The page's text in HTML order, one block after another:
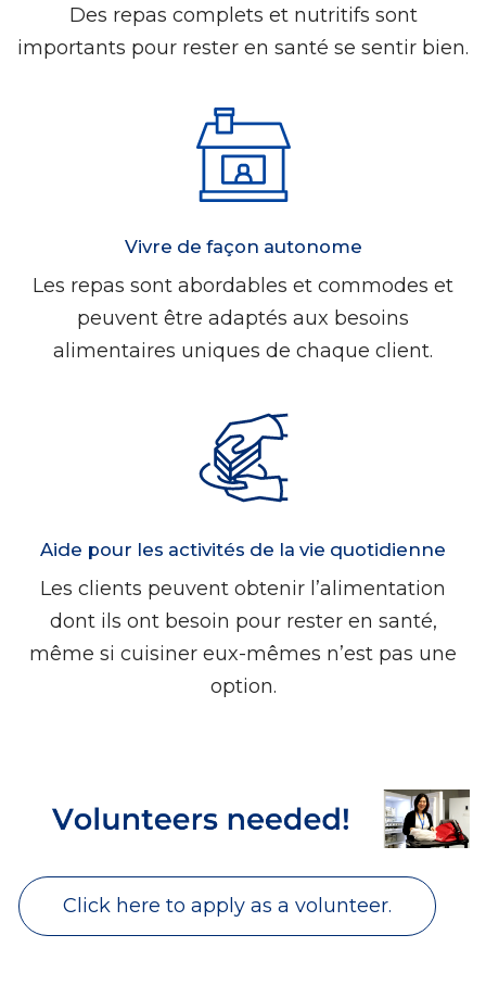
Des repas complets et nutritifs sont
importants pour rester en santé se sentir bien.
Vivre de façon autonome
Les repas sont abordables et commodes et
peuvent être adaptés aux besoins
alimentaires uniques de chaque client.
Aide pour les activités de la vie quotidienne
Les clients peuvent obtenir l’alimentation
dont ils ont besoin pour rester en santé,
même si cuisiner eux-mêmes n’est pas une
option.
Click here to apply as a volunteer.